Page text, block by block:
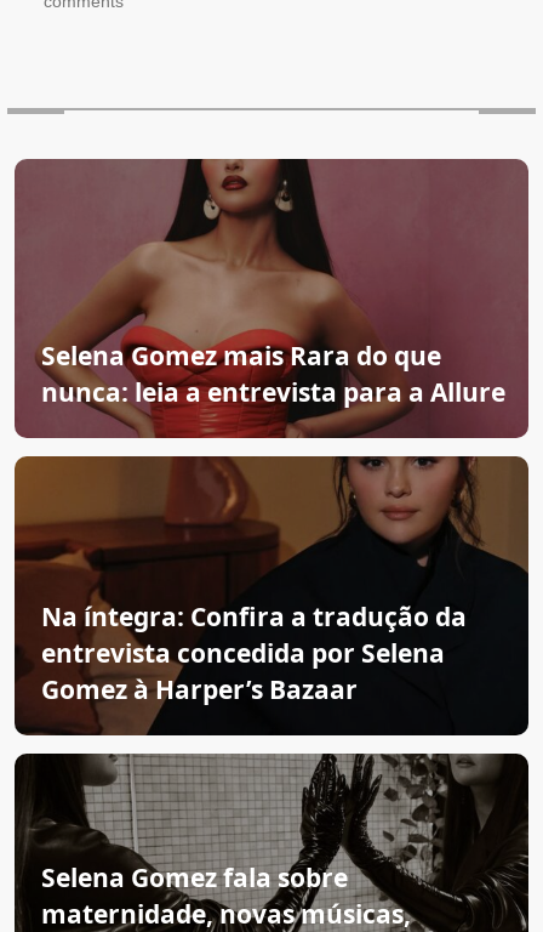
Selena Gomez mais Rara do que
nunca: leia a entrevista para a Allure
Na íntegra: Confira a tradução da
entrevista concedida por Selena
Gomez à Harper’s Bazaar
Selena Gomez fala sobre
maternidade, novas músicas,